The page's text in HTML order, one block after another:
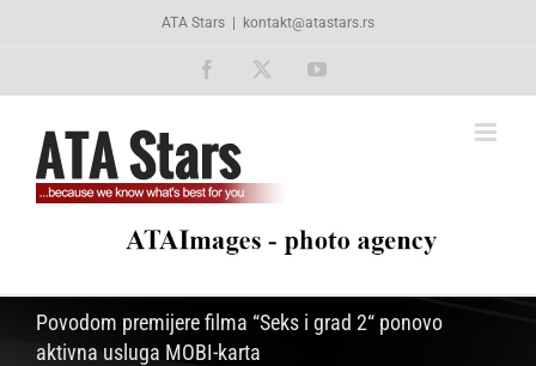
ATA Stars kontakt@atastars.rs
Facebook YouTube
Povodom premijere filma “Seks i grad 2“ ponovo
aktivna usluga MOBI-karta